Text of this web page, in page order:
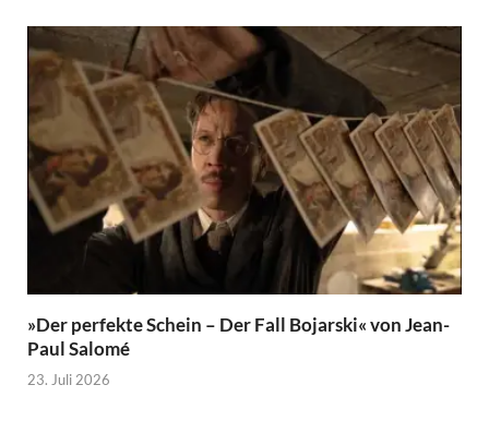
»Der perfekte Schein – Der Fall Bojarski« von Jean-
Paul Salomé
23. Juli 2026